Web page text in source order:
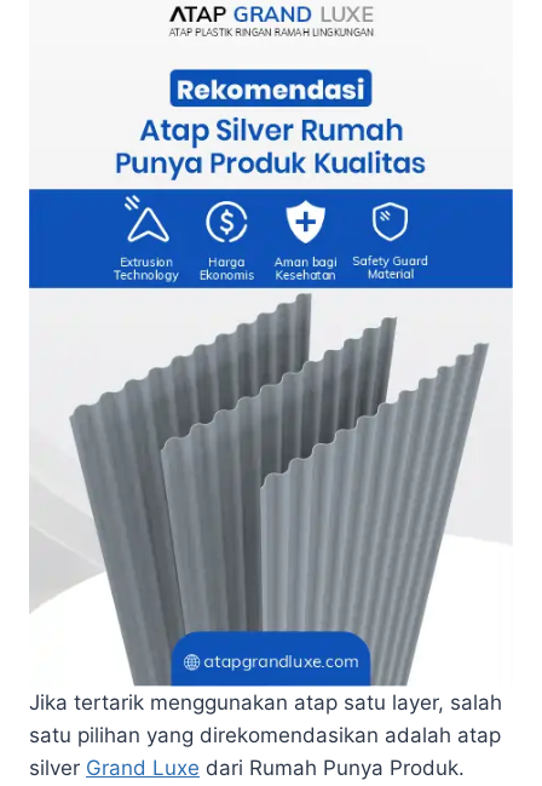
Jika tertarik menggunakan atap satu layer, salah
satu pilihan yang direkomendasikan adalah atap
silver Grand Luxe dari Rumah Punya Produk.